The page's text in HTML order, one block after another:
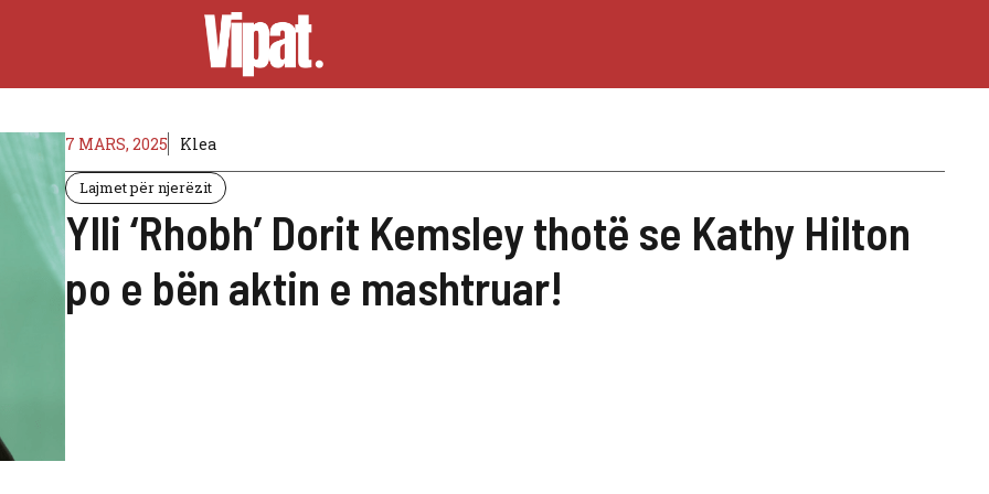
7 MARS, 2025 Klea
Lajmet për njerëzit
Ylli ‘Rhobh’ Dorit Kemsley thotë se Kathy Hilton
po e bën aktin e mashtruar!